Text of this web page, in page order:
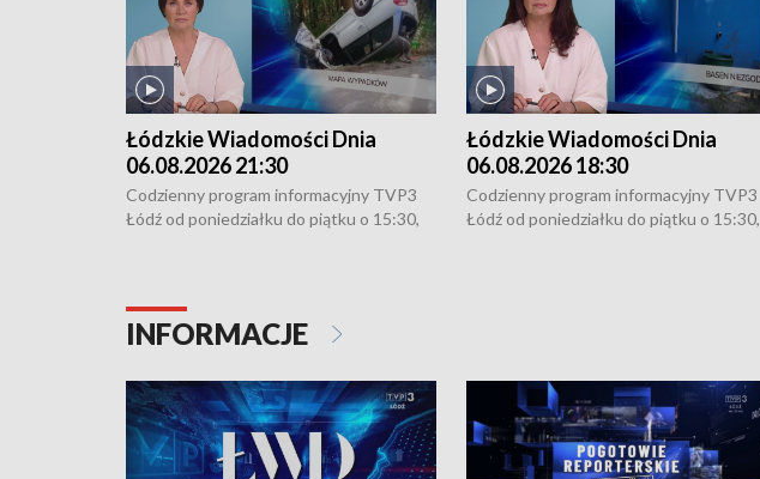
Łódzkie Wiadomości Dnia
06.08.2026 21:30
Codzienny program informacyjny TVP3
Łódź od poniedziałku do piątku o 15:30,
Łódzkie Wiadomości Dnia
06.08.2026 18:30
Codzienny program informacyjny TVP3
Łódź od poniedziałku do piątku o 15:30,
INFORMACJE